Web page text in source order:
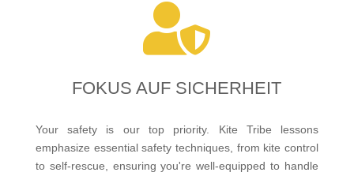

FOKUS AUF SICHERHEIT
Your safety is our top priority. Kite Tribe lessons
emphasize essential safety techniques, from kite control
to self-rescue, ensuring you're well-equipped to handle